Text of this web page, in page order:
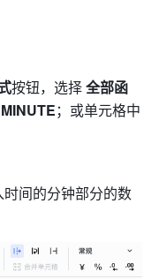
按钮，选择 全部函
MINUTE；或单元格中
间的分钟部分的数